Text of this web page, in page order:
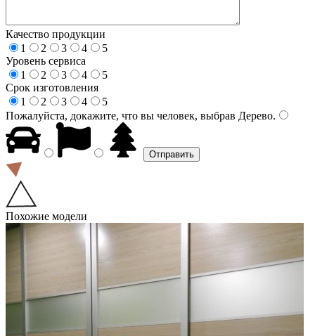
Качество продукции
1
2 3 4
5
Уровень сервиса
1
2 3 4
5
Срок изготовления
1
2 3 4
5
Пожалуйста, докажите, что вы человек, выбрав Дерево.
Похожие модели